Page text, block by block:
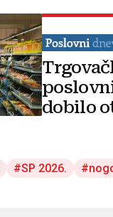
dobilo
SP 2026.